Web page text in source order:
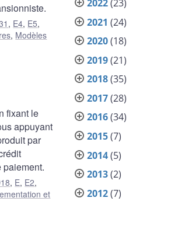
, E4, E5,
, Modèles
fixant le
appuyant
par
paiement.
, E, E2,
et
2022(23)
2021 (24)
2020(18)
2019(21)
2018(35)
2017(28)
2016(34)
2015(7)
2014(5)
2013(2)
2012(7)